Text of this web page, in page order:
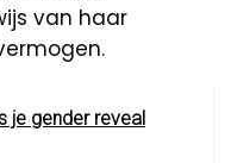
van haar
je gender reveal